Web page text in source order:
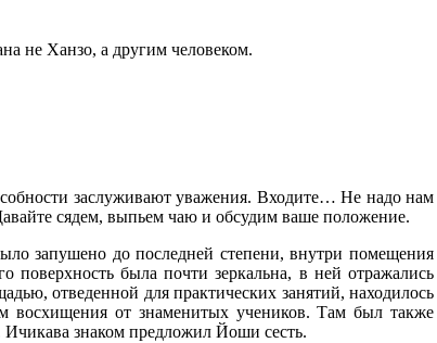
не Ханзо, а другим человеком.
заслуживают уважения. Входите… Не надо нам
сядем, выпьем чаю и обсудим ваше положение.
запушено до последней степени, внутри помещения
поверхность была почти зеркальна, в ней отражались
отведенной для практических занятий, находилось
восхищения от знаменитых учеников. Там был также
Ичикава знаком предложил Йоши сесть.